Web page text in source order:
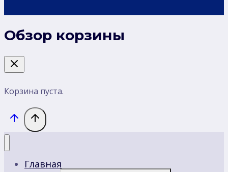
Обзор корзины
Корзина пуста.
Главная